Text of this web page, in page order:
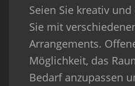
Seien Sie kreativ
Sie mit
Arrangements.
Möglichkeit, das
Bedarf anzupassen